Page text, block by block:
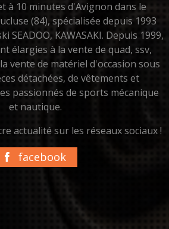
à 10 minutes d'Avignon dans le
(84), spécialisée depuis 1993
SEADOO, KAWASAKI. Depuis 1999,
élargies à la vente de quad, ssv,
vente de matériel d'occasion sous
détachées, de vêtements et
passionnés de sports mécanique
et nautique.
actualité sur les réseaux sociaux !
facebook